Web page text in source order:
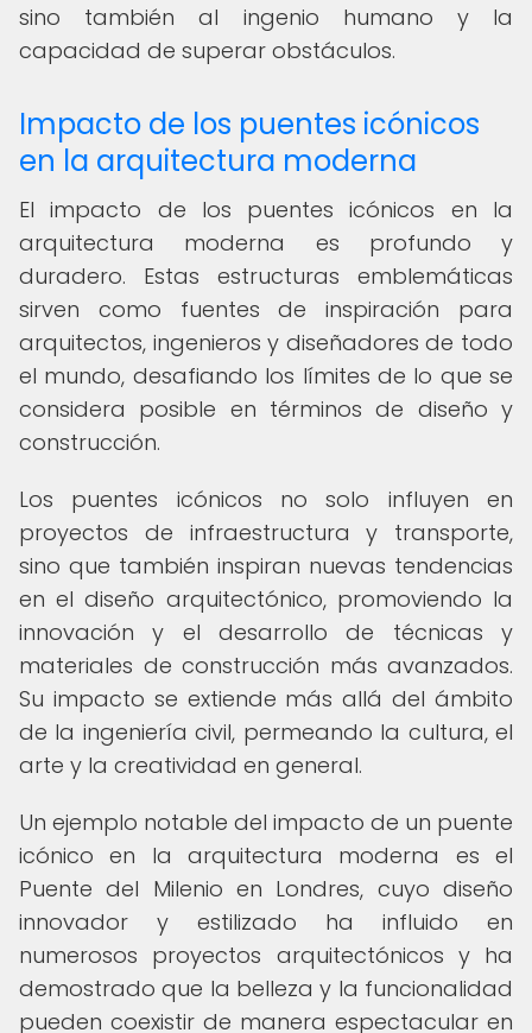
sino también al ingenio humano y la
capacidad de superar obstáculos.
Impacto de los puentes icónicos
en la arquitectura moderna
El impacto de los puentes icónicos en la
arquitectura moderna es profundo y
duradero. Estas estructuras emblemáticas
sirven como fuentes de inspiración para
arquitectos, ingenieros y diseñadores de todo
el mundo, desafiando los límites de lo que se
considera posible en términos de diseño y
construcción.
Los puentes icónicos no solo influyen en
proyectos de infraestructura y transporte,
sino que también inspiran nuevas tendencias
en el diseño arquitectónico, promoviendo la
innovación y el desarrollo de técnicas y
materiales de construcción más avanzados.
Su impacto se extiende más allá del ámbito
de la ingeniería civil, permeando la cultura, el
arte y la creatividad en general.
Un ejemplo notable del impacto de un puente
icónico en la arquitectura moderna es el
Puente del Milenio en Londres, cuyo diseño
innovador y estilizado ha influido en
numerosos proyectos arquitectónicos y ha
demostrado que la belleza y la funcionalidad
pueden coexistir de manera espectacular en